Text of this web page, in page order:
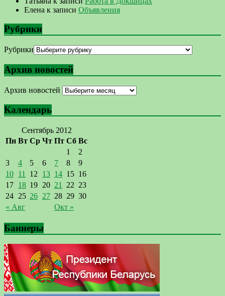
Елена к записи Объявления
Рубрики
Рубрики
Архив новостей
Архив новостей
Календарь
Сентябрь 2012
Пн Вт Ср Чт Пт Сб Вс
« Авг Окт »
1
2
3
4 5 6 7 8
9
10 11 12 13 14 15 16
17 18 19 20 21 22 23
24 25 26 27 28 29 30
Баннеры